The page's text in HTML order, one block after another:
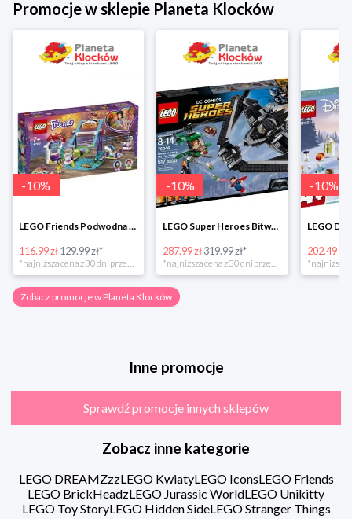
Promocje w sklepie Planeta Klocków
-10%
LEGO Friends Podwodna Frajda w super cenie
116.99 zł129.99 zł*
-10%
LEGO Super Heroes Bitwa powietrzna w super cenie
287.99 zł319.99 zł*
-10%
202.49 zł
Zobacz promocje w Planeta Klocków
Inne promocje
Sprawdź promocje innych sklepów
Zobacz inne kategorie
LEGO DREAMZzzLEGO KwiatyLEGO IconsLEGO Friends
LEGO BrickHeadzLEGO Jurassic WorldLEGO Unikitty
LEGO Toy StoryLEGO Hidden SideLEGO Stranger Things